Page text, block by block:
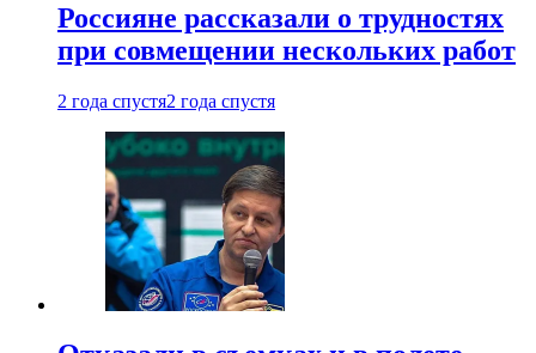
Россияне рассказали о трудностях
при совмещении нескольких работ
2 года спустя2 года спустя